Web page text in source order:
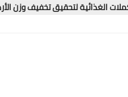
الغذائية لتحقيق تخفيف وزن